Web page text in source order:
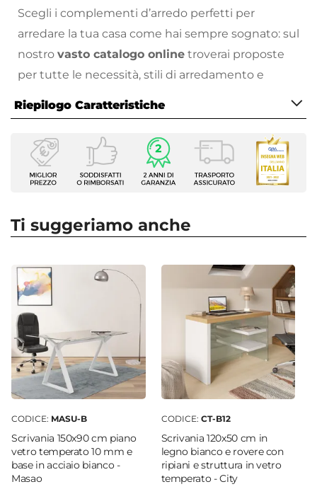
Scegli i complementi d’arredo perfetti per
arredare la tua casa come hai sempre sognato: sul
nostro vasto catalogo online troverai proposte
per tutte le necessità, stili di arredamento e
Riepilogo Caratteristiche
Caratteristiche
Tipologia
Set di Sedie
Larghezza
Profondità
57 cm
Altezza
82 cm
Altezza Seduta
45 cm
Portata Massima
Si
Impilabile
No
Ti suggeriamo anche
CODICE: MASU-B
Scrivania 150x90 cm piano
vetro temperato 10 mm e
base in acciaio bianco -
Masao
CODICE: CT-B12
Scrivania 120x50 cm in
legno bianco e rovere con
ripiani e struttura in vetro
temperato - City